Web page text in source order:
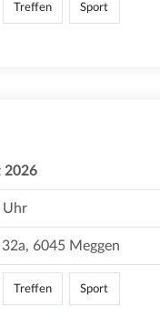
Treffen Sport
2026
Uhr
6045 Meggen
Treffen Sport